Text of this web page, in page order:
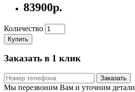
83900р.
Количество
Купить
Заказать в 1 клик
Заказать
Мы перезвоним Вам и уточним детали